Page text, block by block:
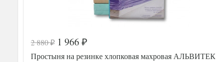
2 880₽ 1 966 ₽
Простыня на резинке хлопковая махровая АЛЬВИТЕК